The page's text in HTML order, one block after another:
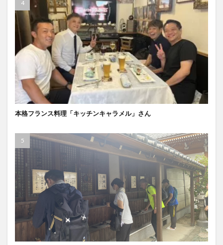
本格フランス料理「キッチンキャラメル」さん